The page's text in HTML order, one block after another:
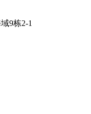
9栋2-1